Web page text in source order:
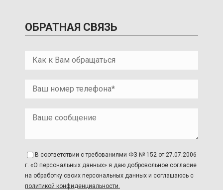
ОБРАТНАЯ СВЯЗЬ
В соответствии с требованиями ФЗ № 152 от 27.07.2006
г. «О персональных данных» я даю добровольное согласие
на обработку своих персональных данных и соглашаюсь с
политикой конфиденциальности.